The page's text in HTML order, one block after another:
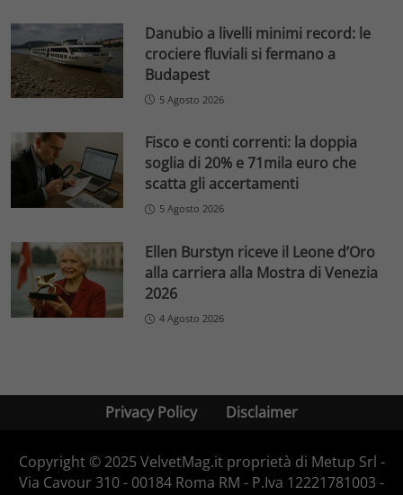
Danubio a livelli minimi record: le
crociere fluviali si fermano a
Budapest
5 Agosto 2026
Fisco e conti correnti: la doppia
soglia di 20% e 71mila euro che
scatta gli accertamenti
5 Agosto 2026
Ellen Burstyn riceve il Leone d’Oro
alla carriera alla Mostra di Venezia
2026
4 Agosto 2026
Privacy Policy Disclaimer
Copyright © 2025 VelvetMag.it proprietà di Metup Srl -
Via Cavour 310 - 00184 Roma RM - P.Iva 12221781003 -